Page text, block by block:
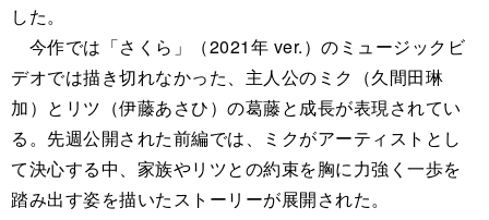
した。
今作では「さくら」（2021年 ver.）のミュージックビ
デオでは描き切れなかった、主人公のミク（久間田琳
加）とリツ（伊藤あさひ）の葛藤と成長が表現されてい
る。先週公開された前編では、ミクがアーティストとし
て決心する中、家族やリツとの約束を胸に力強く一歩を
踏み出す姿を描いたストーリーが展開された。